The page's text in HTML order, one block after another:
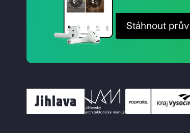
Stáhnout